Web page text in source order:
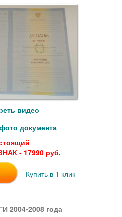
видео
документа
- 17990 руб.
Купить в 1 клик
2004-2008 года